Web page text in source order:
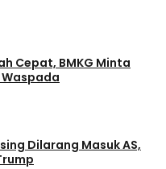
Cepat, BMKG Minta
Dilarang Masuk AS,